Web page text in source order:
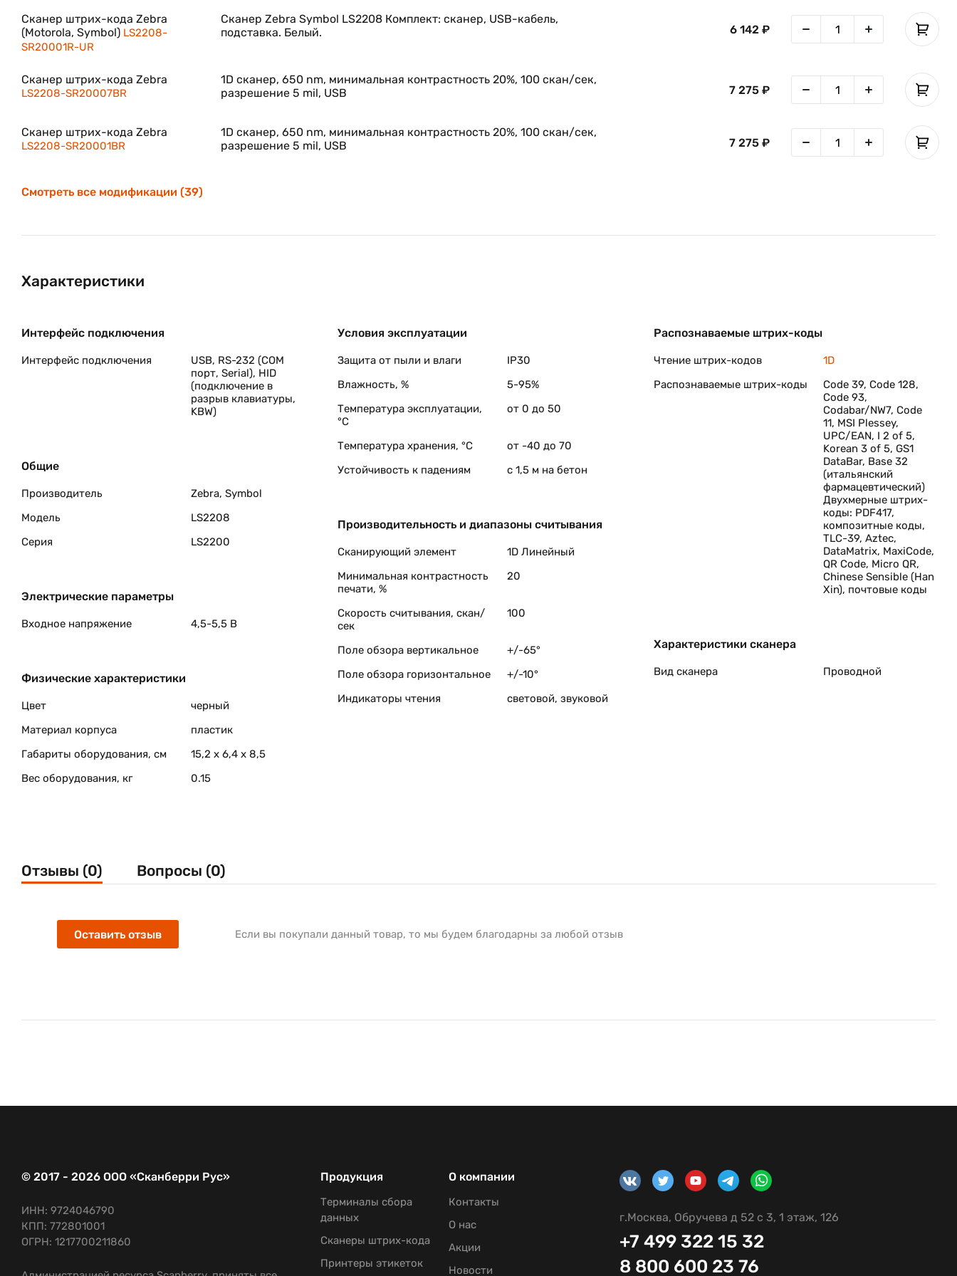
Сканер характеризуется высокой производительностью и надежностью. К другим достоинствам модели
относятся:
Благодаря поддержке распространенных международных раскладок клавиатур аппарат подходит для
использования в любом регионе;
Изготовленный из жидкого полимерного материала методом инжекционного литья сканирующий элемент;
рабочие группы;
Аппарат считывает даже поврежденные и плохо различимые коды.
Сканер штрих-кода Zebra
(Motorola, Symbol) LS2208-
SR20001R-UR
Сканер Zebra Symbol LS2208 Комплект: сканер, USB-кабель,
подставка. Белый.
6 142 ₽
Сканер штрих-кода Zebra
LS2208-SR20007BR
1D сканер, 650 nm, минимальная контрастность 20%, 100 скан/сек,
разрешение 5 mil, USB
7 275 ₽
Сканер штрих-кода Zebra
LS2208-SR20001BR
1D сканер, 650 nm, минимальная контрастность 20%, 100 скан/сек,
разрешение 5 mil, USB
7 275 ₽
Смотреть все модификации (39)
Характеристики
Интерфейс подключения
Интерфейс подключения
USB, RS-232 (COM
порт, Serial), HID
(подключение в
разрыв клавиатуры,
KBW)
Общие
Производитель
Zebra, Symbol
Модель
LS2208
Серия
LS2200
Электрические параметры
Входное напряжение 4,5-5,5 В
Физические характеристики
Цвет
черный
Материал корпуса
пластик
Габариты оборудования, см
15,2 x 6,4 x 8,5
Вес оборудования, кг
0.15
Условия эксплуатации
Защита от пыли и влаги
IP30
Влажность, %
5-95%
Температура эксплуатации,
°C
от 0 до 50
Температура хранения, °C
от -40 до 70
Устойчивость к падениям
с 1,5 м на бетон
Производительность и диапазоны считывания
Сканирующий элемент
1D Линейный
Минимальная контрастность
печати, %
20
Скорость считывания, скан/
сек
100
Поле обзора вертикальное
+/-65°
Поле обзора горизонтальное
+/-10°
Индикаторы чтения
световой, звуковой
Распознаваемые штрих-коды
Чтение штрих-кодов
1D
Распознаваемые штрих-коды
Code 39, Code 128,
Code 93,
Codabar/NW7, Code
11, MSI Plessey,
UPC/EAN, I 2 of 5,
Korean 3 of 5, GS1
DataBar, Base 32
(итальянский
фармацевтический)
Двухмерные штрих-
коды: PDF417,
композитные коды,
TLC-39, Aztec,
DataMatrix, MaxiCode,
QR Code, Micro QR,
Chinese Sensible (Han
Xin), почтовые коды
Характеристики сканера
Вид сканера Проводной
Отзывы (0) Вопросы (0)
Оставить отзыв Если вы покупали данный товар, то мы будем благодарны за любой отзыв
© 2017 - 2026 ООО «Сканберри Рус»
ИНН: 9724046790
КПП: 772801001
ОГРН: 1217700211860
Продукция
Терминалы сбора
данных
Сканеры штрих-кода
Принтеры этикеток
О компании
Контакты
О нас
Акции
Новости
г.Москва, Обручева д 52 с 3, 1 этаж, 126
+7 499 322 15 32
8 800 600 23 76